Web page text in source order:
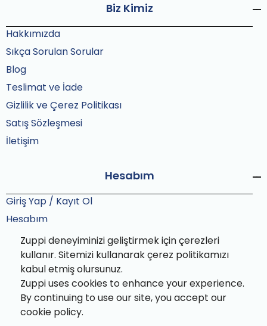
Zuppi deneyiminizi geliştirmek için çerezleri
kullanır. Sitemizi kullanarak çerez politikamızı
kabul etmiş olursunuz.
Zuppi uses cookies to enhance your experience.
By continuing to use our site, you accept our
cookie policy.
Biz Kimiz
Hakkımızda
Sıkça Sorulan Sorular
Blog
Teslimat ve İade
Gizlilik ve Çerez Politikası
Satış Sözleşmesi
İletişim
Hesabım
Giriş Yap / Kayıt Ol
Hesabım
Siparişlerim
Sipariş Takip